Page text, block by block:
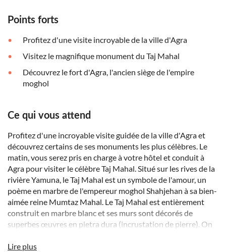
Points forts
Profitez d'une visite incroyable de la ville d'Agra
Visitez le magnifique monument du Taj Mahal
Découvrez le fort d'Agra, l'ancien siège de l'empire
moghol
Ce qui vous attend
Profitez d'une incroyable visite guidée de la ville d'Agra et
découvrez certains de ses monuments les plus célèbres. Le
matin, vous serez pris en charge à votre hôtel et conduit à
Agra pour visiter le célèbre Taj Mahal. Situé sur les rives de la
rivière Yamuna, le Taj Mahal est un symbole de l'amour, un
poème en marbre de l'empereur moghol Shahjehan à sa bien-
aimée reine Mumtaz Mahal. Le Taj Mahal est entièrement
construit en marbre blanc et ses murs sont décorés de
superbes œuvres en pietra dura (incrustation de pierre). On
précieuses ont été utilisées dans le travail complexe de
Lire plus